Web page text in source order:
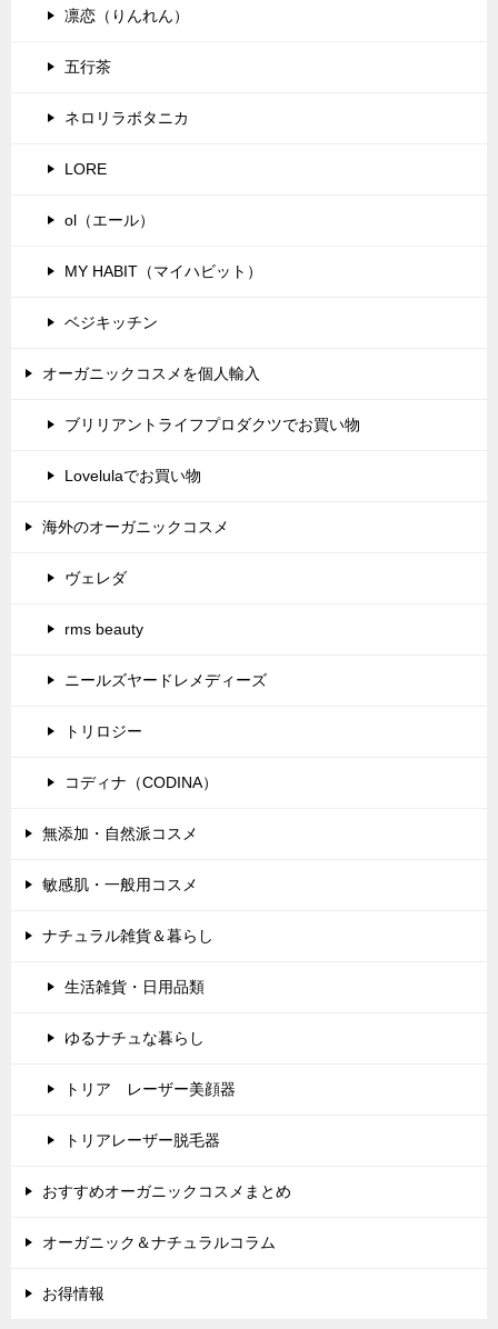
凛恋（りんれん）
五行茶
ネロリラボタニカ
LORE
ol（エール）
MY HABIT（マイハビット）
ベジキッチン
オーガニックコスメを個人輸入
ブリリアントライフプロダクツでお買い物
Lovelulaでお買い物
海外のオーガニックコスメ
ヴェレダ
rms beauty
ニールズヤードレメディーズ
トリロジー
コディナ（CODINA）
無添加・自然派コスメ
敏感肌・一般用コスメ
ナチュラル雑貨＆暮らし
生活雑貨・日用品類
ゆるナチュな暮らし
トリア レーザー美顔器
トリアレーザー脱毛器
おすすめオーガニックコスメまとめ
オーガニック＆ナチュラルコラム
お得情報